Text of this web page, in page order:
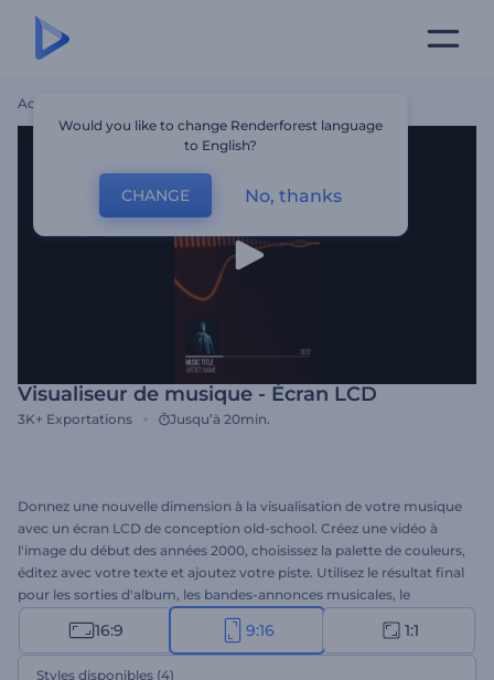
Accueil
Visualiseur de musique - Écran LCD
3K+ Exportations Jusqu’à 20min.
Donnez une nouvelle dimension à la visualisation de votre musique
avec un écran LCD de conception old-school. Créez une vidéo à
l'image du début des années 2000, choisissez la palette de couleurs,
éditez avec votre texte et ajoutez votre piste. Utilisez le résultat final
pour les sorties d'album, les bandes-annonces musicales, le
lancement de nouveaux titres, et bien plus encore. Essayez
gratuitement dès aujourd'hui !
16:9 9:16 1:1
Styles disponibles (4)
Would you like to change Renderforest language
to English?
CHANGE No, thanks